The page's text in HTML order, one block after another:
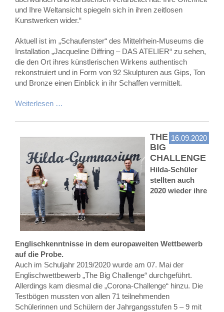
und Ihre Weltansicht spiegeln sich in ihren zeitlosen
Kunstwerken wider.“
Aktuell ist im „Schaufenster“ des Mittelrhein-Museums die
Installation „Jacqueline Diffring – DAS ATELIER“ zu sehen,
die den Ort ihres künstlerischen Wirkens authentisch
rekonstruiert und in Form von 92 Skulpturen aus Gips, Ton
und Bronze einen Einblick in ihr Schaffen vermittelt.
Weiterlesen …
16.09.2020
THE
BIG
CHALLENGE
Hilda-Schüler
stellten auch
2020 wieder ihre
Englischkenntnisse in dem europaweiten Wettbewerb
auf die Probe.
Auch im Schuljahr 2019/2020 wurde am 07. Mai der
Englischwettbewerb „The Big Challenge“ durchgeführt.
Allerdings kam diesmal die „Corona-Challenge“ hinzu. Die
Testbögen mussten von allen 71 teilnehmenden
Schülerinnen und Schülern der Jahrgangsstufen 5 – 9 mit